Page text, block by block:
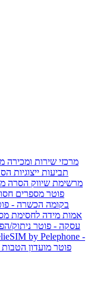
מרכזי שירות ומכירה
תביעות ייצוגיות
מרשימת שיווק הסרה
פוטר מספרים
בקומה הכשרה -
אמות מידה לחסימת
עסקה - פוטר ניתוק/
by Pelephone -
פוטר מועדון הטבות